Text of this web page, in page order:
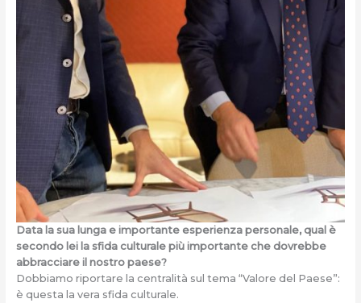
Data la sua lunga e importante esperienza personale, qual è
secondo lei la sfida culturale più importante che dovrebbe
abbracciare il nostro paese?
Dobbiamo riportare la centralità sul tema “Valore del Paese”:
è questa la vera sfida culturale.